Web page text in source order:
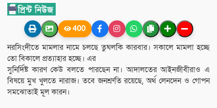
400
নরসিংদীতে মামলার নামে চলছে তুঘলকি কারবার। সকালে মামলা হচ্ছে
তো বিকালে প্রত্যাহার হচ্ছে। এর
সুনির্দিষ্ট কারণ কেউ বলতে পারছেন না। আদালতের আইনজীবীরাও এ
বিষয়ে মুখ খুলতে নারাজ। তবে জনশ্রুতি রয়েছে, অর্থ লেনদেন ও গোপন
সমঝোতাই মূল কারন।